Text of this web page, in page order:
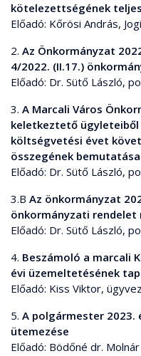
kötelezettségének
Előadó: Kőrösi András,
2. Az Önkormányzat
4/2022. (II.17.)
Előadó: Dr. Sütő László,
3. A Marcali Város
keletkeztető
költségvetési évet
összegének bemutatása
Előadó: Dr. Sütő László,
3.B Az önkormányzat
önkormányzati rendelet
Előadó: Dr. Sütő László,
4. Beszámoló a marcali
évi üzemeltetésének
Előadó: Kiss Viktor,
5. A polgármester 2023.
ütemezése
Előadó: Bödőné dr.